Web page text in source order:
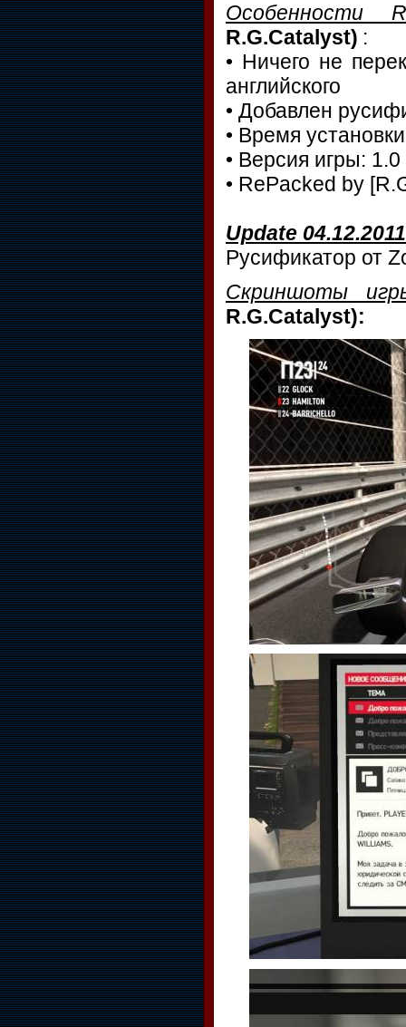
Особенности
R.G.Catalyst) :
• Ничего не
английского
• Добавлен
• Время
• Версия игры: 1.0
• RePacked by
Update 04.12.2011
Русификатор от
Скриншоты
R.G.Catalyst):